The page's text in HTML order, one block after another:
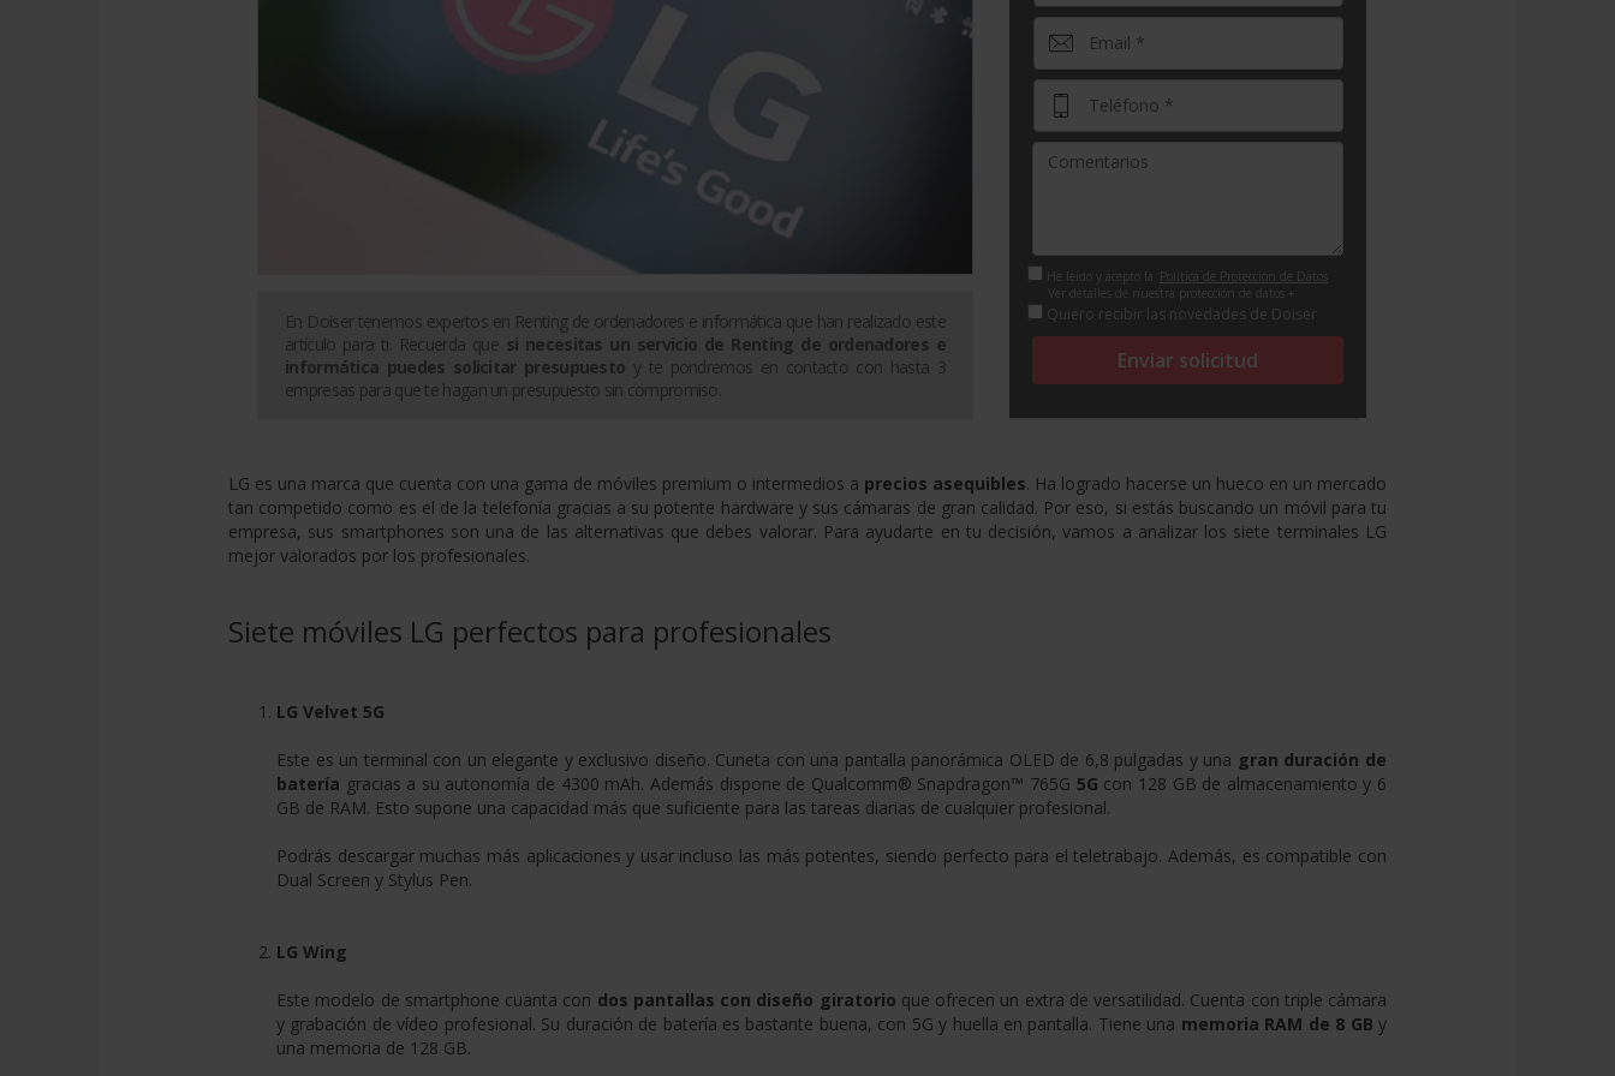
En Doiser tenemos expertos en Renting de ordenadores e informática que han realizado este
artículo para ti. Recuerda que si necesitas un servicio de Renting de ordenadores e
informática puedes solicitar presupuesto y te pondremos en contacto con hasta 3
empresas para que te hagan un presupuesto sin compromiso.
He leído y acepto la Política de Protección de Datos
Ver detalles de nuestra protección de datos +
Quiero recibir las novedades de Doiser
Enviar solicitud
LG es una marca que cuenta con una gama de móviles premium o intermedios a precios asequibles. Ha logrado hacerse un hueco en un mercado
tan competido como es el de la telefonía gracias a su potente hardware y sus cámaras de gran calidad. Por eso, si estás buscando un móvil para tu
empresa, sus smartphones son una de las alternativas que debes valorar. Para ayudarte en tu decisión, vamos a analizar los siete terminales LG
mejor valorados por los profesionales.
Siete móviles LG perfectos para profesionales
LG Velvet 5G
Este es un terminal con un elegante y exclusivo diseño. Cuneta con una pantalla panorámica OLED de 6,8 pulgadas y una gran duración de
batería gracias a su autonomía de 4300 mAh. Además dispone de Qualcomm® Snapdragon™ 765G 5G con 128 GB de almacenamiento y 6
GB de RAM. Esto supone una capacidad más que suficiente para las tareas diarias de cualquier profesional.
Podrás descargar muchas más aplicaciones y usar incluso las más potentes, siendo perfecto para el teletrabajo. Además, es compatible con
Dual Screen y Stylus Pen.
LG Wing
Este modelo de smartphone cuanta con dos pantallas con diseño giratorio que ofrecen un extra de versatilidad. Cuenta con triple cámara
y grabación de vídeo profesional. Su duración de batería es bastante buena, con 5G y huella en pantalla. Tiene una memoria RAM de 8 GB y
una memoria de 128 GB.